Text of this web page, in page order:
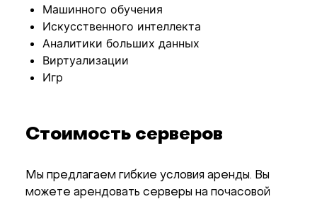
Машинного обучения
Искусственного интеллекта
Аналитики больших данных
Виртуализации
Игр
Стоимость серверов
Мы предлагаем гибкие условия аренды. Вы
можете арендовать серверы на почасовой